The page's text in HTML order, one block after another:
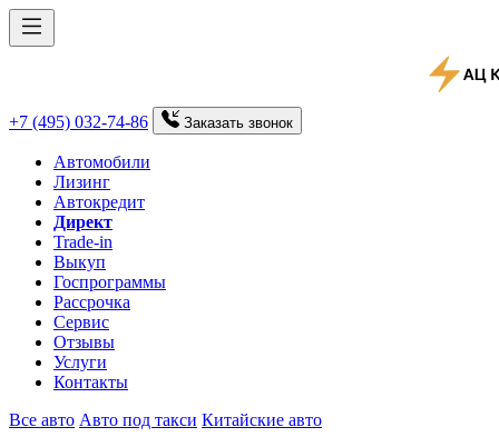
+7 (495) 032-74-86 Заказать звонок
Автомобили
Лизинг
Автокредит
Директ
Trade-in
Выкуп
Госпрограммы
Рассрочка
Сервис
Отзывы
Услуги
Контакты
Все авто Авто под такси Китайские авто